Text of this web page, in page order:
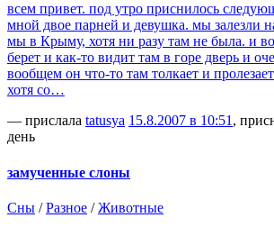
всем привет. под утро приснилось
мной двое парней и девушка. мы залезли
мы в Крыму, хотя ни разу там не была. и
берет и как-то видит там в горе дверь и
вообщем он что-то там толкает и
хотя со…
— прислала tatusya 15.8.2007 в 10:51 ,
день
замученные слоны
Сны /Разное /Животные